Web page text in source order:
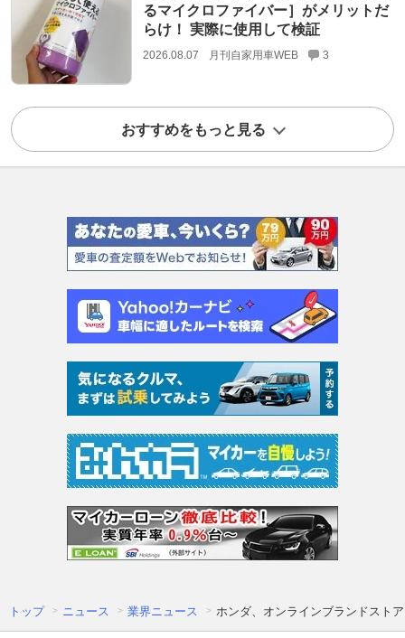
るマイクロファイバー］がメリットだ
らけ！ 実際に使用して検証
2026.08.07 月刊自家用車WEB 3
おすすめをもっと見る
トップ ニュース 業界ニュース ホンダ、オンラインブランドスト